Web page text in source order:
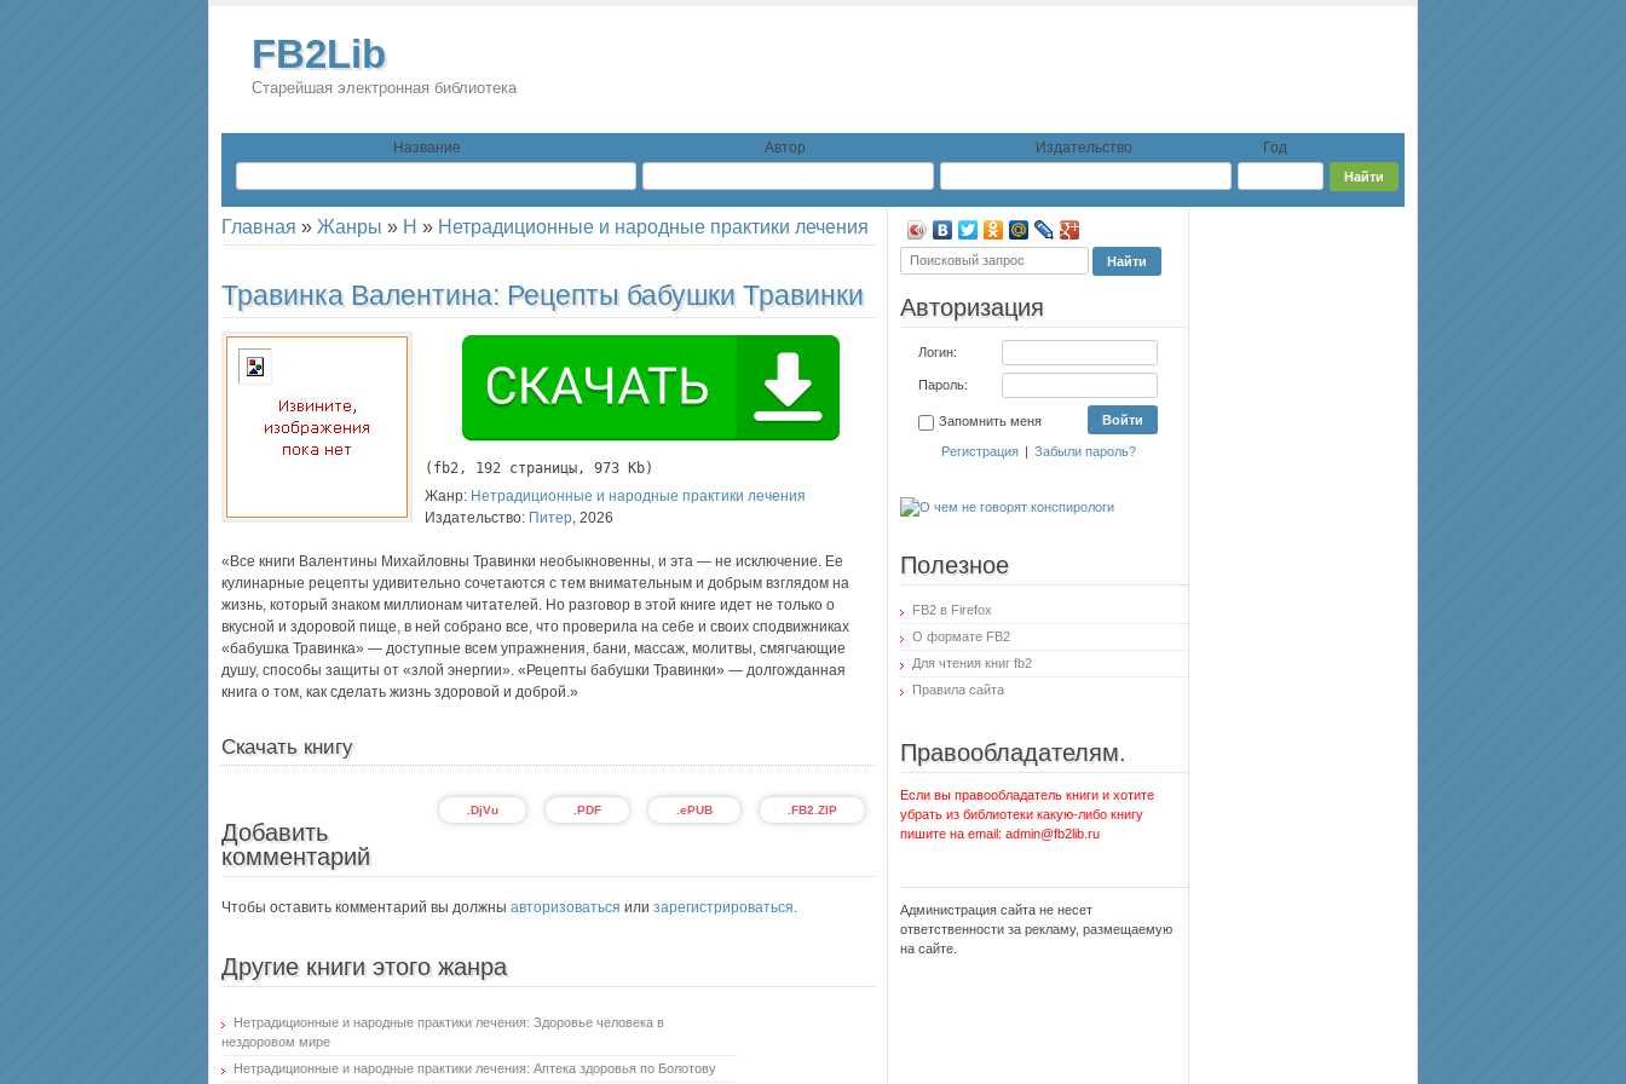
FB2Lib
Старейшая электронная библиотека
Название Автор Издательство Год
Главная » Жанры » Н » Нетрадиционные и народные практики лечения
Травинка Валентина: Рецепты бабушки Травинки
( fb2, 192 страницы, 973 Kb)
Жанр: Нетрадиционные и народные практики лечения
Издательство: Питер, 2026
«Все книги Валентины Михайловны Травинки необыкновенны, и эта — не исключение. Ее
кулинарные рецепты удивительно сочетаются с тем внимательным и добрым взглядом на
жизнь, который знаком миллионам читателей. Но разговор в этой книге идет не только о
вкусной и здоровой пище, в ней собрано все, что проверила на себе и своих сподвижниках
«бабушка Травинка» — доступные всем упражнения, бани, массаж, молитвы, смягчающие
душу, способы защиты от «злой энергии». «Рецепты бабушки Травинки» — долгожданная
книга о том, как сделать жизнь здоровой и доброй.»
Скачать книгу
.FB2.ZIP
.ePUB
.PDF
.DjVu
Добавить
комментарий
Чтобы оставить комментарий вы должны авторизоваться или зарегистрироваться.
Другие книги этого жанра
Нетрадиционные и народные практики лечения: Здоровье человека в
нездоровом мире
Нетрадиционные и народные практики лечения: Аптека здоровья по Болотову
Авторизация
Логин:
Пароль:
Запомнить меня
Регистрация | Забыли пароль?
Полезное
FB2 в Firefox
О формате FB2
Для чтения книг fb2
Правила сайта
Правообладателям.
Если вы правообладатель книги и хотите
убрать из библиотеки какую-либо книгу
пишите на email: admin@fb2lib.ru
Администрация сайта не несет
ответственности за рекламу, размещаемую
на сайте.